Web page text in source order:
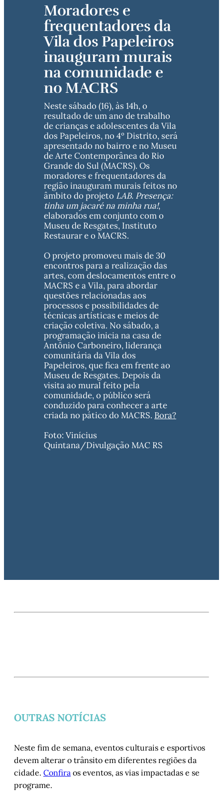
Moradores e
frequentadores da
Vila dos Papeleiros
inauguram murais
na comunidade e
no MACRS
Neste sábado (16), às 14h, o
resultado de um ano de trabalho
de crianças e adolescentes da Vila
dos Papeleiros, no 4º Distrito, será
apresentado no bairro e no Museu
de Arte Contemporânea do Rio
Grande do Sul (MACRS). Os
moradores e frequentadores da
região inauguram murais feitos no
âmbito do projeto LAB. Presença:
tinha um jacaré na minha rua!,
elaborados em conjunto com o
Museu de Resgates, Instituto
Restaurar e o MACRS.
O projeto promoveu mais de 30
encontros para a realização das
artes, com deslocamentos entre o
MACRS e a Vila, para abordar
questões relacionadas aos
processos e possibilidades de
técnicas artísticas e meios de
criação coletiva. No sábado, a
programação inicia na casa de
Antônio Carboneiro, liderança
comunitária da Vila dos
Papeleiros, que fica em frente ao
Museu de Resgates. Depois da
visita ao mural feito pela
comunidade, o público será
conduzido para conhecer a arte
criada no pático do MACRS. Bora?
Foto: Vinícius
Quintana/Divulgação MAC RS
OUTRAS NOTÍCIAS
Neste fim de semana, eventos culturais e esportivos
devem alterar o trânsito em diferentes regiões da
cidade. Confira os eventos, as vias impactadas e se
programe.